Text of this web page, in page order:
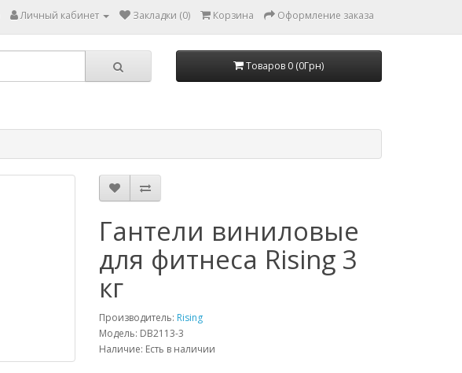
Личный кабинет Закладки (0) Корзина Оформление заказа
Товаров 0 (0Грн)
Гантели виниловые
для фитнеса Rising 3
кг
Производитель: Rising
Модель: DB2113-3
Наличие: Есть в наличии